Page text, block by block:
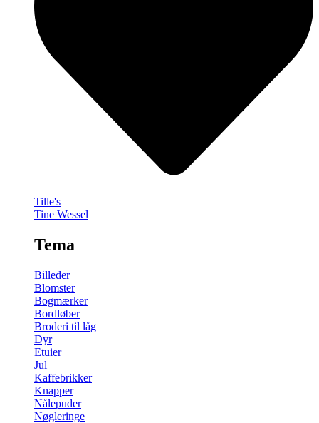
Tille's
Tine Wessel
Tema
Billeder
Blomster
Bogmærker
Bordløber
Broderi til låg
Dyr
Etuier
Jul
Kaffebrikker
Knapper
Nålepuder
Nøgleringe